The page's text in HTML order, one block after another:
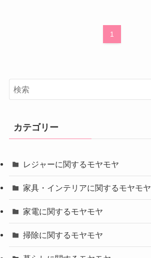
1
カテゴリー
レジャーに関するモヤモヤ
家具・インテリアに関するモヤモヤ
家電に関するモヤモヤ
掃除に関するモヤモヤ